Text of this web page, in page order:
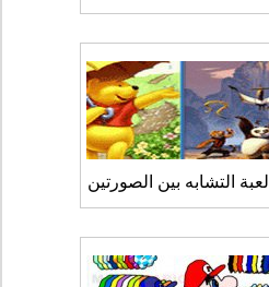
لعبة التشابه بين الصورتين